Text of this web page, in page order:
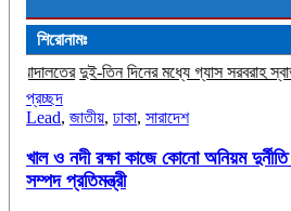
শিরোনামঃ
দিনের মধ্যে গ্যাস সরবরাহ স্বাভাবিক হবে: জ্বালানি
প্রচ্ছদ
Lead, জাতীয়, ঢাকা, সারাদেশ
খাল ও নদী রক্ষা কাজে কোনো অনিয়ম
সম্পদ প্রতিমন্ত্রী